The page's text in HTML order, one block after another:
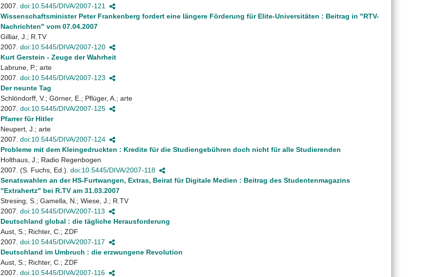
2007. doi:10.5445/DIVA/2007-121
Wissenschaftsminister Peter Frankenberg fordert eine längere Förderung für Elite-Universitäten : Beitrag in "RTV-
Nachrichten" vom 07.04.2007
Gilliar, J.; R.TV
2007. doi:10.5445/DIVA/2007-120
Kurt Gerstein - Zeuge der Wahrheit
Labrune, P.; arte
2007. doi:10.5445/DIVA/2007-123
Der neunte Tag
Schlöndorff, V.; Görner, E.; Pflüger, A.; arte
2007. doi:10.5445/DIVA/2007-125
Pfarrer für Hitler
Neupert, J.; arte
2007. doi:10.5445/DIVA/2007-124
Probleme mit dem Kleingedruckten : Kredite für die Studiengebühren doch nicht für alle Studierenden
Holthaus, J.; Radio Regenbogen
2007. (S. Fuchs, Ed.). doi:10.5445/DIVA/2007-118
Senatswahlen an der HS-Furtwangen, Extras, Beirat für Digitale Medien : Beitrag des Studentenmagazins
"Extrahertz" bei R.TV am 31.03.2007
Stresing, S.; Gamella, N.; Wiese, J.; R.TV
2007. doi:10.5445/DIVA/2007-113
Deutschland global : die tägliche Herausforderung
Aust, S.; Richter, C.; ZDF
2007. doi:10.5445/DIVA/2007-117
Deutschland im Umbruch : die erzwungene Revolution
Aust, S.; Richter, C.; ZDF
2007. doi:10.5445/DIVA/2007-116